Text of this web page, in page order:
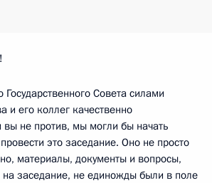
Совета силами
его коллег качественно
вы не против, мы могли бы начать
это заседание. Оно не просто
материалы, документы и вопросы,
на заседание, не единожды были в поле